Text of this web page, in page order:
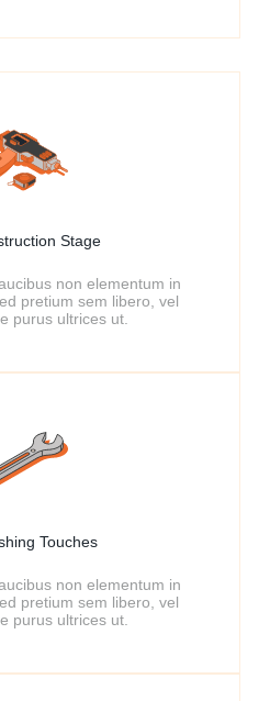
Stage​
non elementum in
pretium sem libero, vel
purus ultrices ut.
Touches​
non elementum in
pretium sem libero, vel
purus ultrices ut.